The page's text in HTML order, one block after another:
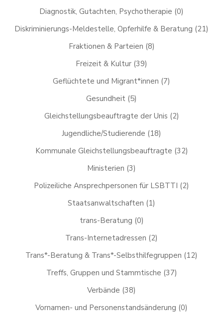
Diagnostik, Gutachten, Psychotherapie (0)
Diskriminierungs-Meldestelle, Opferhilfe & Beratung (21)
Fraktionen & Parteien (8)
Freizeit & Kultur (39)
Geflüchtete und Migrant*innen (7)
Gesundheit (5)
Gleichstellungsbeauftragte der Unis (2)
Jugendliche/Studierende (18)
Kommunale Gleichstellungsbeauftragte (32)
Ministerien (3)
Polizeiliche Ansprechpersonen für LSBTTI (2)
Staatsanwaltschaften (1)
trans-Beratung (0)
Trans-Internetadressen (2)
Trans*-Beratung & Trans*-Selbsthilfegruppen (12)
Treffs, Gruppen und Stammtische (37)
Verbände (38)
Vornamen- und Personenstandsänderung (0)